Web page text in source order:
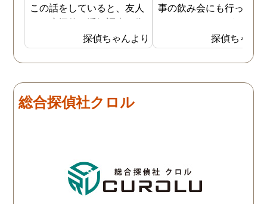
この話をしていると、友人
は一度探偵に浮気調査を依
頼したことがあるとのこと
でした。その手があったか
と思い、普段私も旦那の浮
依頼してみることにしまし
た。探偵への依頼は思いの
とのこと。旦那の行動が怪
しいと思われる日に調査を
依頼すると、数日後には調
探偵ちゃんより
事の飲み会にも行ってほ
いに探偵に夫の浮気調査
依頼してしまいました。
んなことが夫にバレたら
せんが、万が一夫が浮気
んでしたがやはり女性か
の人気は凄いらしく、頻
探偵ちゃん
総合探偵社クロル